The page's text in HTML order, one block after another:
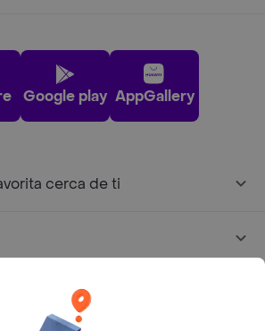
Google play AppGallery
cerca de ti